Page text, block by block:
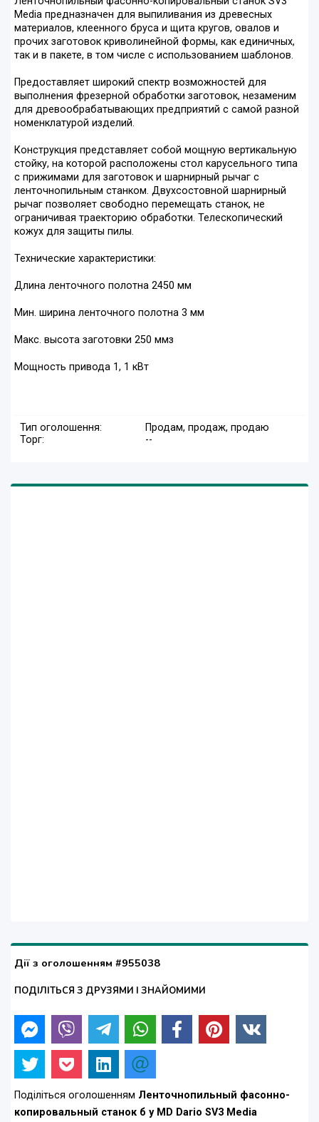
Media предназначен для выпиливания из древесных
материалов, клеенного бруса и щита кругов, овалов и
прочих заготовок криволинейной формы, как единичных,
так и в пакете, в том числе с использованием шаблонов.
Предоставляет широкий спектр возможностей для
выполнения фрезерной обработки заготовок, незаменим
для древообрабатывающих предприятий с самой разной
номенклатурой изделий.
Конструкция представляет собой мощную вертикальную
стойку, на которой расположены стол карусельного типа
с прижимами для заготовок и шарнирный рычаг с
ленточнопильным станком. Двухсостовной шарнирный
рычаг позволяет свободно перемещать станок, не
ограничивая траекторию обработки. Телескопический
кожух для защиты пилы.
Технические характеристики:
Длина ленточного полотна 2450 мм
Мин. ширина ленточного полотна 3 мм
Макс. высота заготовки 250 ммз
Мощность привода 1, 1 кВт
Тип оголошення:
Продам, продаж, продаю
Торг:
--
Дії з оголошенням #955038
ПОДІЛІТЬСЯ З ДРУЗЯМИ І ЗНАЙОМИМИ
Поділіться оголошенням Ленточнопильный фасонно-
копировальный станок б у MD Dario SV3 Media